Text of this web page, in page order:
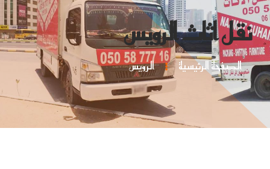
نقل اثاث الرويس
الصفحة الرئيسية الرويس